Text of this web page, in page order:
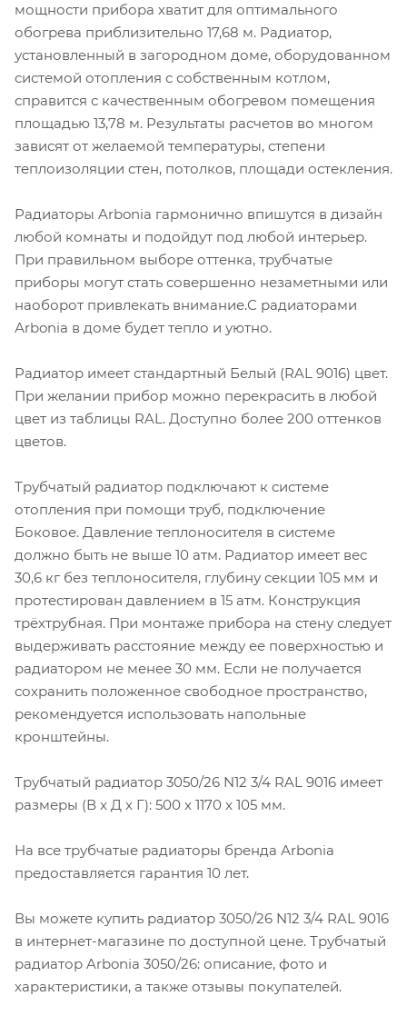
мощности прибора хватит для оптимального
обогрева приблизительно 17,68 м. Радиатор,
установленный в загородном доме, оборудованном
системой отопления с собственным котлом,
справится с качественным обогревом помещения
площадью 13,78 м. Результаты расчетов во многом
зависят от желаемой температуры, степени
теплоизоляции стен, потолков, площади остекления.
Радиаторы Arbonia гармонично впишутся в дизайн
любой комнаты и подойдут под любой интерьер.
При правильном выборе оттенка, трубчатые
приборы могут стать совершенно незаметными или
наоборот привлекать внимание.С радиаторами
Аrbonia в доме будет тепло и уютно.
Радиатор имеет стандартный Белый (RAL 9016) цвет.
При желании прибор можно перекрасить в любой
цвет из таблицы RAL. Доступно более 200 оттенков
цветов.
Трубчатый радиатор подключают к системе
отопления при помощи труб, подключение
Боковое. Давление теплоносителя в системе
должно быть не выше 10 атм. Радиатор имеет вес
30,6 кг без теплоносителя, глубину секции 105 мм и
протестирован давлением в 15 атм. Конструкция
трёхтрубная. При монтаже прибора на стену следует
выдерживать расстояние между ее поверхностью и
радиатором не менее 30 мм. Если не получается
сохранить положенное свободное пространство,
рекомендуется использовать напольные
кронштейны.
Трубчатый радиатор 3050/26 N12 3/4 RAL 9016 имеет
размеры (В x Д x Г): 500 x 1170 x 105 мм.
На все трубчатые радиаторы бренда Аrbonia
предоставляется гарантия 10 лет.
Вы можете купить радиатор 3050/26 N12 3/4 RAL 9016
в интернет-магазине по доступной цене. Трубчатый
радиатор Arbonia 3050/26: описание, фото и
характеристики, а также отзывы покупателей.